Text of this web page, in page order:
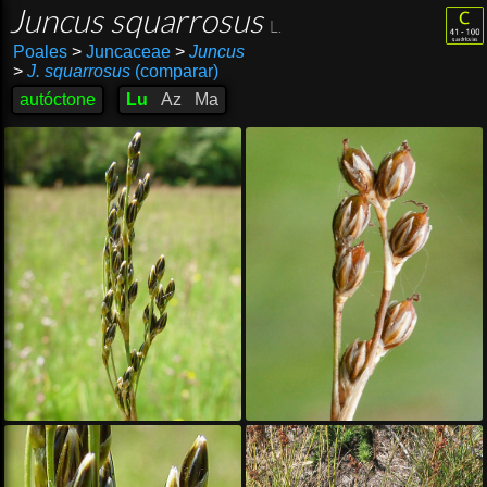
Juncus squarrosus
Poales >Juncaceae > Juncus
> J. squarrosus(comparar)
autóctone
Lu Az Ma